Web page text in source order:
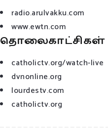
radio.arulvakku.com
www.ewtn.com
தொலைகாட்சிகள்
catholictv.org/watch-live
dvnonline.org
lourdestv.com
catholictv.org